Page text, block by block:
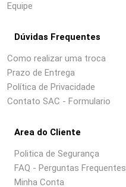
Equipe
Dúvidas Frequentes
Como realizar uma troca
Prazo de Entrega
Política de Privacidade
Contato SAC - Formulario
Area do Cliente
Politica de Segurança
FAQ - Perguntas Frequentes
Minha Conta